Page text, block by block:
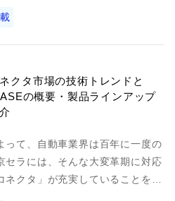
クタ市場の技術トレンドと
の概要・製品ラインアップ
って、自動車業界は百年に一度の
セラには、そんな大変革期に対応
ネクタ」が充実していることを…